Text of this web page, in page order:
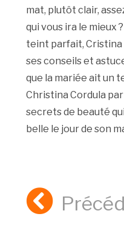
mat, plutôt clair,
qui vous ira le mieux
teint parfait, Cristina
ses conseils et
que la mariée ait un
Christina Cordula
secrets de beauté
belle le jour de son